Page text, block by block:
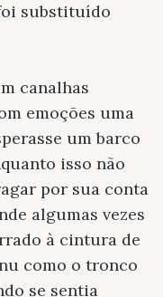
substituído
canalhas
emoções uma
um barco
isso não
por sua conta
algumas vezes
à cintura de
como o tronco
se sentia